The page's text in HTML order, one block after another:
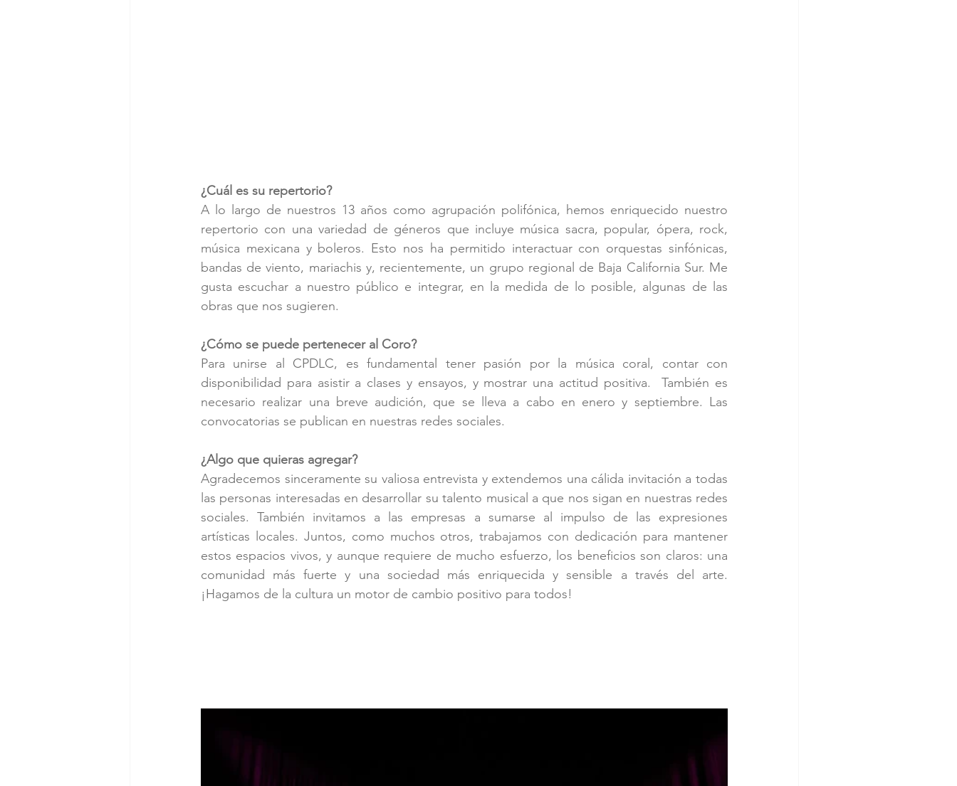
¿Cuál es su repertorio?
A lo largo de nuestros 13 años como agrupación polifónica, hemos enriquecido nuestro
repertorio con una variedad de géneros que incluye música sacra, popular, ópera, rock,
música mexicana y boleros. Esto nos ha permitido interactuar con orquestas sinfónicas,
bandas de viento, mariachis y, recientemente, un grupo regional de Baja California Sur. Me
gusta escuchar a nuestro público e integrar, en la medida de lo posible, algunas de las
obras que nos sugieren.
¿Cómo se puede pertenecer al Coro?
Para unirse al CPDLC, es fundamental tener pasión por la música coral, contar con
disponibilidad para asistir a clases y ensayos, y mostrar una actitud positiva.  También es
necesario realizar una breve audición, que se lleva a cabo en enero y septiembre. Las
convocatorias se publican en nuestras redes sociales.
¿Algo que quieras agregar?
Agradecemos sinceramente su valiosa entrevista y extendemos una cálida invitación a todas
las personas interesadas en desarrollar su talento musical a que nos sigan en nuestras redes
sociales. También invitamos a las empresas a sumarse al impulso de las expresiones
artísticas locales. Juntos, como muchos otros, trabajamos con dedicación para mantener
estos espacios vivos, y aunque requiere de mucho esfuerzo, los beneficios son claros: una
comunidad más fuerte y una sociedad más enriquecida y sensible a través del arte.
¡Hagamos de la cultura un motor de cambio positivo para todos!